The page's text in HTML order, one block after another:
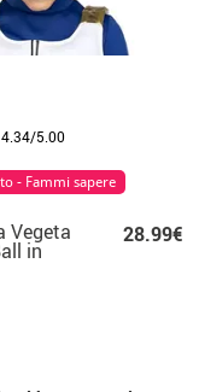
4.34/5.00
Vegeta
in
28.99€
- Fammi sapere